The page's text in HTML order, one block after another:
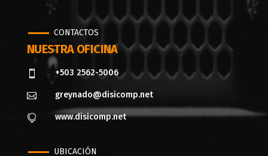
CONTACTOS
NUESTRA OFICINA
 +503 2562-5006
 greynado@disicomp.net
 www.disicomp.net
UBICACIÓN